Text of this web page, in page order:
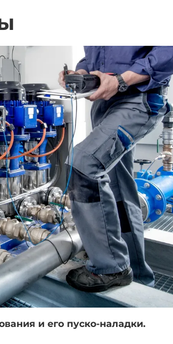
и его пуско-наладки.